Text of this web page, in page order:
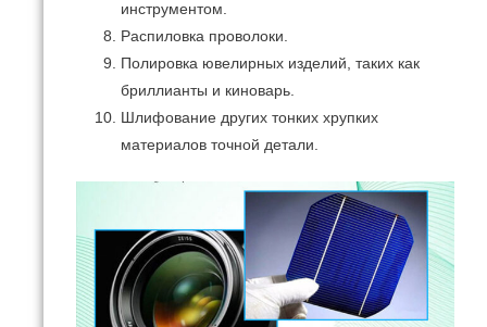
инструментом.
Распиловка проволоки.
Полировка ювелирных изделий, таких как
бриллианты и киноварь.
Шлифование других тонких хрупких
материалов точной детали.